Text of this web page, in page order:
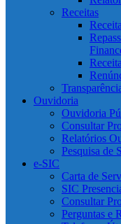
Receitas
Ouvidoria
Ouvidoria
Consultar
Relatórios
Pesquisa de
e-SIC
Carta de
SIC
Consultar
Perguntas e